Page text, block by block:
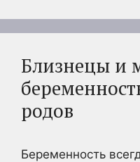
Близнецы и
родов
Беременность